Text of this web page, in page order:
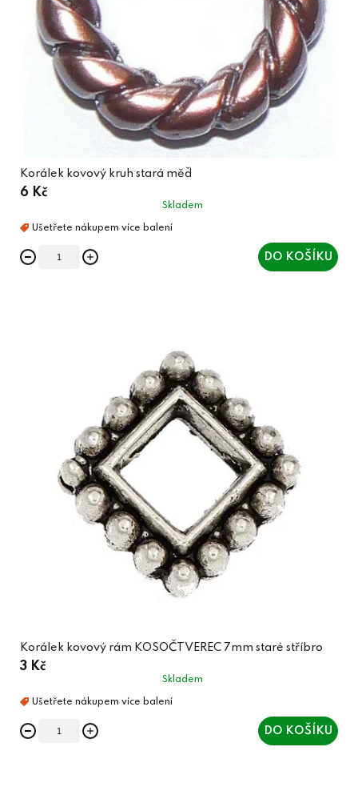
Korálek kovový kruh stará měď
6 Kč
Skladem
DO KOŠÍKU
Korálek kovový rám KOSOČTVEREC 7mm staré stříbro
3 Kč
Skladem
DO KOŠÍKU